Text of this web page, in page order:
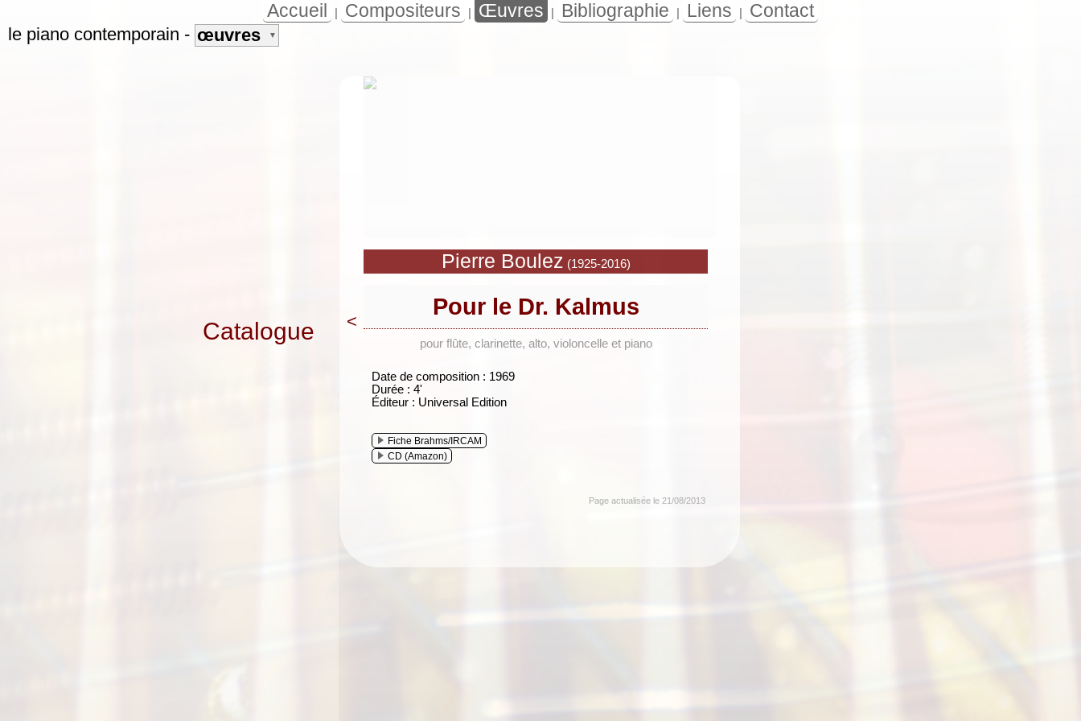
Accueil Compositeurs Œuvres Bibliographie Liens Contact
Catalogue <
Pierre Boulez (1925-2016)
Pour le Dr. Kalmus
pour flûte, clarinette, alto, violoncelle et piano
Date de composition : 1969
Durée : 4'
Éditeur : Universal Edition
Fiche Brahms/IRCAM
CD (Amazon)
Page actualisée le 21/08/2013
le piano contemporain - œuvres ▼